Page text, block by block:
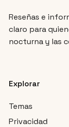
Reseñas e
claro para
nocturna y las
Explorar
Temas
Privacidad